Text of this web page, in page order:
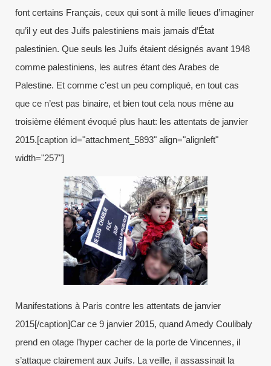
font certains Français, ceux qui sont à mille lieues d’imaginer
qu’il y eut des Juifs palestiniens mais jamais d’État
palestinien. Que seuls les Juifs étaient désignés avant 1948
comme palestiniens, les autres étant des Arabes de
Palestine. Et comme c’est un peu compliqué, en tout cas
que ce n’est pas binaire, et bien tout cela nous mène au
troisième élément évoqué plus haut: les attentats de janvier
2015.[caption id="attachment_5893" align="alignleft"
width="257"]
Manifestations à Paris contre les attentats de janvier
2015[/caption]Car ce 9 janvier 2015, quand Amedy Coulibaly
prend en otage l’hyper cacher de la porte de Vincennes, il
s’attaque clairement aux Juifs. La veille, il assassinait la